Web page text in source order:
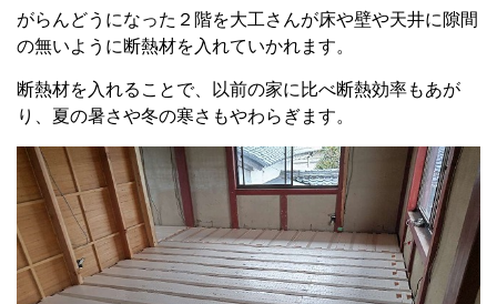
がらんどうになった２階を大工さんが床や壁や天井に隙間
の無いように断熱材を入れていかれます。
断熱材を入れることで、以前の家に比べ断熱効率もあが
り、夏の暑さや冬の寒さもやわらぎます。